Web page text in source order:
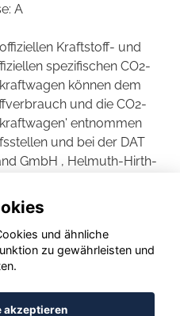
A
Kraftstoff- und
spezifischen CO2-
können dem
und die CO2-
entnommen
und bei der DAT
GmbH , Helmuth-Hirth-
GmbH 2020 - 2026
und ähnliche
zu gewährleisten und
akzeptieren